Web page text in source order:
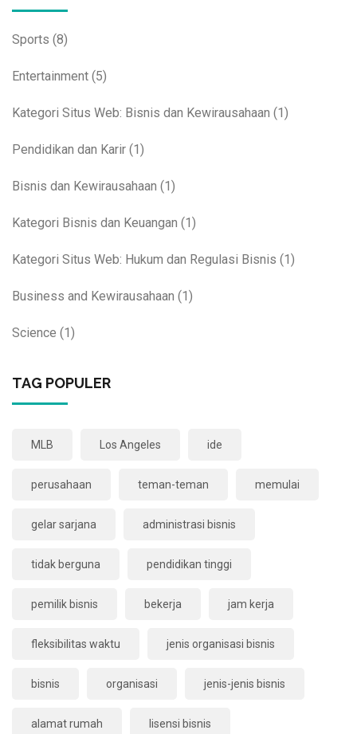
Sports (8)
Entertainment (5)
Kategori Situs Web: Bisnis dan Kewirausahaan (1)
Pendidikan dan Karir (1)
Bisnis dan Kewirausahaan (1)
Kategori Bisnis dan Keuangan (1)
Kategori Situs Web: Hukum dan Regulasi Bisnis (1)
Business and Kewirausahaan (1)
Science (1)
TAG POPULER
MLB Los Angeles ide
perusahaan teman-teman memulai
gelar sarjana administrasi bisnis
tidak berguna pendidikan tinggi
pemilik bisnis bekerja jam kerja
fleksibilitas waktu jenis organisasi bisnis
bisnis organisasi jenis-jenis bisnis
alamat rumah lisensi bisnis